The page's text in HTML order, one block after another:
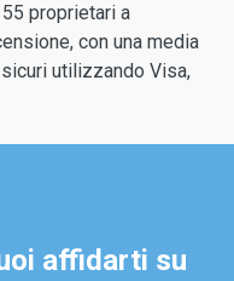
proprietari a
con una media
utilizzando Visa,
affidarti su